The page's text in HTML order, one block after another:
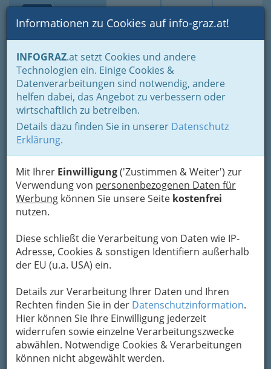
Suche Login Toggle
Informationen zu Cookies auf info-graz.at!
INFOGRAZ.at setzt Cookies und andere
Technologien ein. Einige Cookies &
Datenverarbeitungen sind notwendig, andere
helfen dabei, das Angebot zu verbessern oder
wirtschaftlich zu betreiben.
Details dazu finden Sie in unserer Datenschutz
Erklärung.
Mit Ihrer Einwilligung('Zustimmen & Weiter') zur
Verwendung von personenbezogenen Daten für
Werbung können Sie unsere Seite kostenfrei
nutzen.
Diese schließt die Verarbeitung von Daten wie IP-
Adresse, Cookies & sonstigen Identifiern außerhalb
der EU (u.a. USA) ein.
Details zur Verarbeitung Ihrer Daten und Ihren
Rechten finden Sie in der Datenschutzinformation.
Hier können Sie Ihre Einwilligung jederzeit
widerrufen sowie einzelne Verarbeitungszwecke
abwählen. Notwendige Cookies & Verarbeitungen
können nicht abgewählt werden.
Home Lebens-Guide Ausflugsziele in der grünen Mark
Neue Wege beschreiten:
Wandern in Graz
Hohe Berge, grüne Wiesen und weite
Panoramen
Wanderwegen, die sich um und durch die Stadt
erstrecken,…
…können Urlauber die ganze Vielfalt erleben und